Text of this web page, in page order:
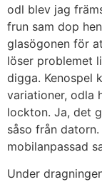
odl blev jag
frun sam dop
glasögonen för
löser problemet
digga. Kenospel
variationer, odla
lockton. Ja, det
såso från
mobilanpassad
Under